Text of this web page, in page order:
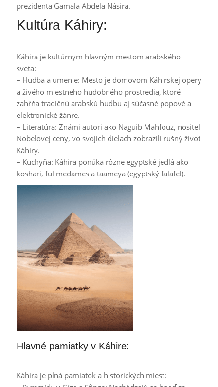
prezidenta Gamala Abdela Násira.
Kultúra Káhiry:
Káhira je kultúrnym hlavným mestom arabského
sveta:
– Hudba a umenie: Mesto je domovom Káhirskej opery
a živého miestneho hudobného prostredia, ktoré
zahŕňa tradičnú arabskú hudbu aj súčasné popové a
elektronické žánre.
– Literatúra: Známi autori ako Naguib Mahfouz, nositeľ
Nobelovej ceny, vo svojich dielach zobrazili rušný život
Káhiry.
– Kuchyňa: Káhira ponúka rôzne egyptské jedlá ako
koshari, ful medames a taameya (egyptský falafel).
Hlavné pamiatky v Káhire:
Káhira je plná pamiatok a historických miest: